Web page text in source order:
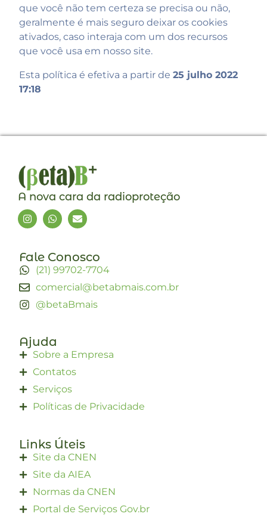
que você não tem certeza se precisa ou não,
geralmente é mais seguro deixar os cookies
ativados, caso interaja com um dos recursos
que você usa em nosso site.
Esta política é efetiva a partir de25 julho 2022
17:18
A nova cara da radioproteção
Fale Conosco
(21) 99702-7704
comercial@betabmais.com.br
@betaBmais
Ajuda
Sobre a Empresa
Contatos
Serviços
Políticas de Privacidade
Links Úteis
Site da CNEN
Site da AIEA
Normas da CNEN
Portal de Serviços Gov.br